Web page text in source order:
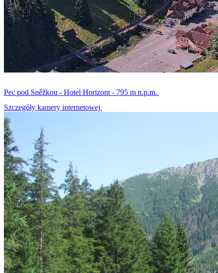
Pec pod Sněžkou - Hotel Horizont - 795 m n.p.m.
Szczegóły kamery internetowej